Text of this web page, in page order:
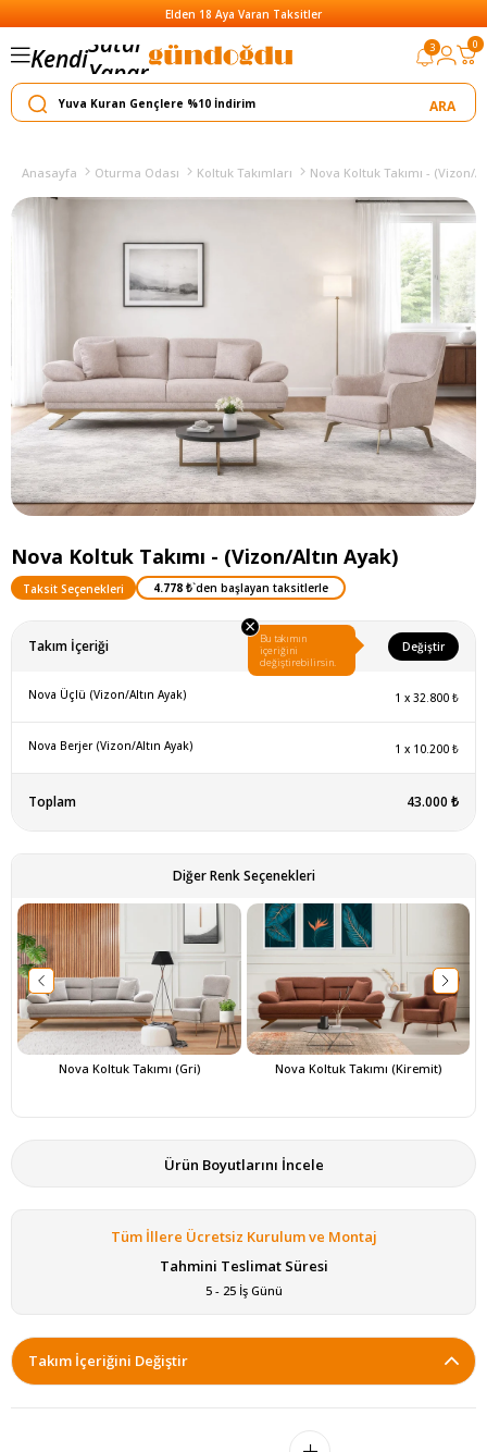
Elden 18 Aya Varan Taksitler
KendiYapar
Satar
3 0
Anasayfa Oturma Odası Koltuk Takımları Nova Koltuk Takımı - (Vizon/
Nova Koltuk Takımı - (Vizon/Altın Ayak)
Taksit Seçenekleri 4.778 ₺`den başlayan taksitlerle
Takım İçeriği Değiştir
× Bu takımın
içeriğini
değiştirebilirsin.
Nova Üçlü (Vizon/Altın Ayak) 1 x 32.800 ₺
Nova Berjer (Vizon/Altın Ayak) 1 x 10.200 ₺
Toplam 43.000 ₺
Diğer Renk Seçenekleri
Nova Koltuk Takımı (Gri) Nova Koltuk Takımı (Kiremit)
Ürün Boyutlarını İncele
Tüm İllere Ücretsiz Kurulum ve Montaj
Tahmini Teslimat Süresi
5 - 25 İş Günü
Takım İçeriğini Değiştir